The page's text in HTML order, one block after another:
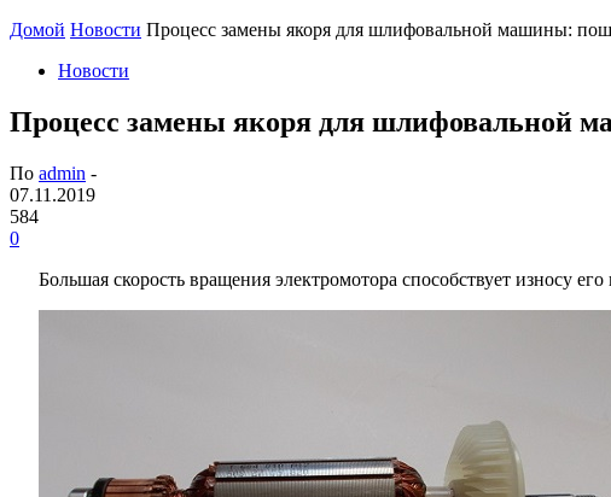
Домой Новости Процесс замены якоря для шлифовальной машины:
Новости
Процесс замены якоря для шлифовальной
По admin -
07.11.2019
584
0
Большая скорость вращения электромотора способствует износу